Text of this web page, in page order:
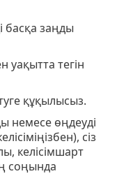
басқа заңды
уақытта тегін
құқылысыз.
немесе өңдеуді
сіз
келісімшарт
соңында